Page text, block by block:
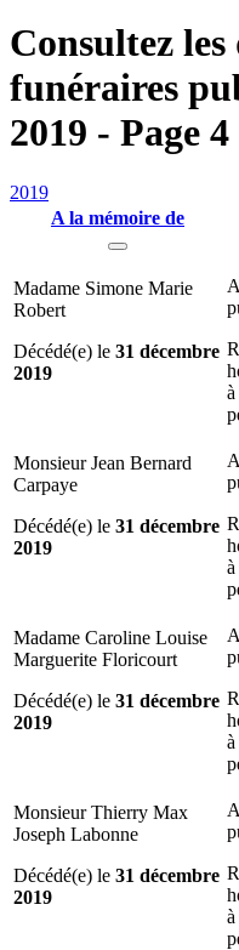
Consultez
funéraires
2019 - Page 4
2019
A la mémoire de
Madame Simone Marie
Robert
Décédé(e) le 31 décembre
2019
à
Monsieur Jean Bernard
Carpaye
Décédé(e) le 31 décembre
2019
à
Madame Caroline Louise
Marguerite Floricourt
Décédé(e) le 31 décembre
2019
à
Monsieur Thierry Max
Joseph Labonne
Décédé(e) le 31 décembre
2019
à